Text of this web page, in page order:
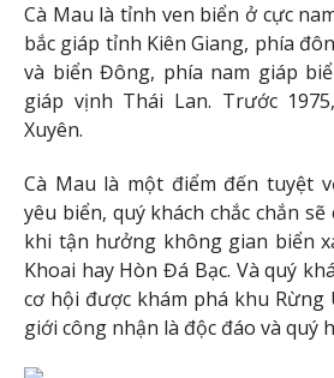
Cà Mau là tỉnh ven biển ở cực
bắc giáp tỉnh Kiên Giang, phía
và biển Đông, phía nam giáp
giáp vịnh Thái Lan. Trước
Xuyên.
Cà Mau là một điểm đến tuyệt
yêu biển, quý khách chắc chắn
khi tận hưởng không gian biển
Khoai hay Hòn Đá Bạc. Và quý
cơ hội được khám phá khu
giới công nhận là độc đáo và quý